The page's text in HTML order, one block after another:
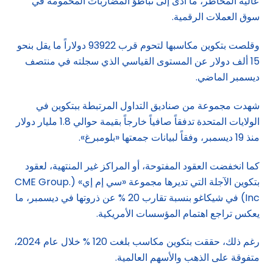
سوق العملات الرقمية.
وقلصت بتكوين مكاسبها لتحوم قرب 93922 دولاراً ما يقل بنحو
15 ألف دولار عن المستوى القياسي الذي سجلته في منتصف
ديسمبر الماضي.
شهدت مجموعة من صناديق التداول المرتبطة ببتكوين في
الولايات المتحدة تدفقاً صافياً خارجاً بقيمة حوالي 1.8 مليار دولار
منذ 19 ديسمبر، وفقاً لبيانات جمعتها «بلومبرغ».
كما انخفضت العقود المفتوحة، أو المراكز غير المنتهية، لعقود
بتكوين الآجلة التي تديرها مجموعة «سي إم إي» (.CME Group
Inc) في شيكاغو بنسبة تقارب 20 % عن ذروتها في ديسمبر، ما
يعكس تراجع اهتمام المؤسسات الأمريكية.
رغم ذلك، حققت بتكوين مكاسب بلغت 120 % خلال عام 2024،
متفوقة على الذهب والأسهم العالمية.